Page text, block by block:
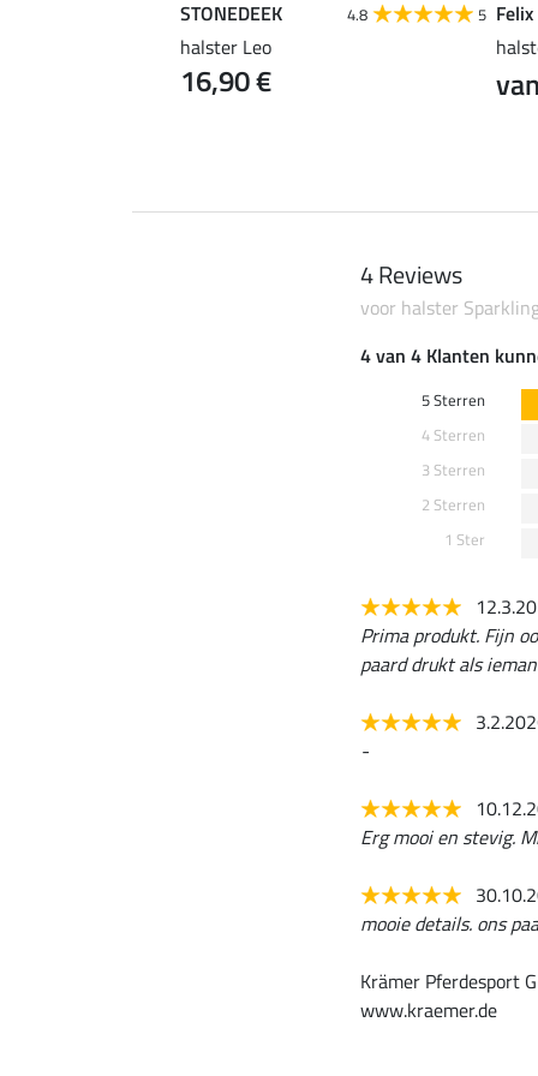
STONEDEEK 4.8 5
halster Leo
16,90 €
4 Reviews
voor halster
4 van 4 Klanten
5 Sterren
4 Sterren
3 Sterren
2 Sterren
1 Ster
Prima produkt. Fijn
paard drukt als
-
Erg mooi en stevig.
mooie details. ons
Krämer Pferdesport
www.kraemer.de